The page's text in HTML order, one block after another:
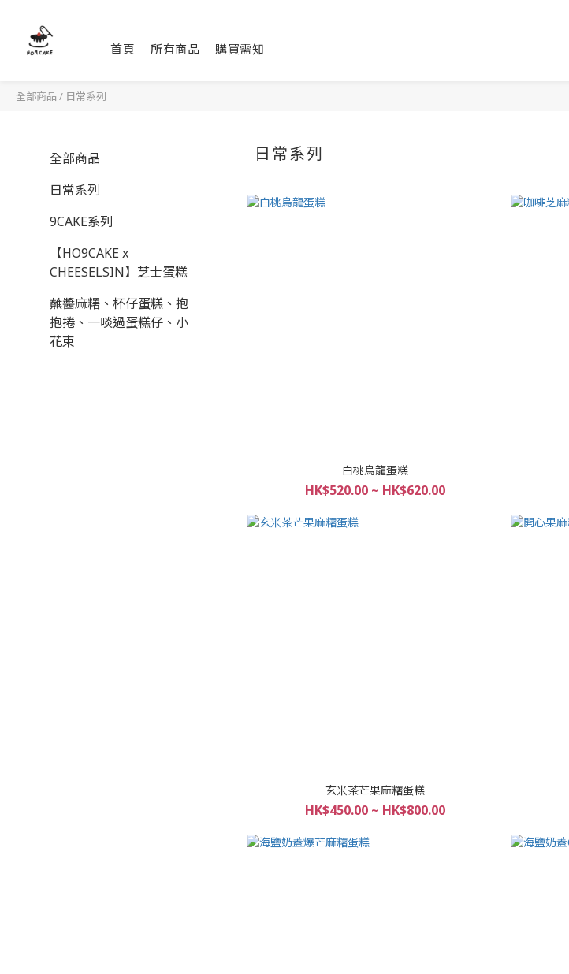
首頁 所有商品 購買需知
全部商品 / 日常系列
全部商品
日常系列
9CAKE系列
【HO9CAKE x
CHEESELSIN】芝士蛋糕
蘸醬麻糬、杯仔蛋糕、抱
抱捲、一啖過蛋糕仔、小
花束
日常系列
白桃烏龍蛋糕
HK$520.00 ~ HK$620.00
玄米茶芒果麻糬蛋糕
HK$450.00 ~ HK$800.00